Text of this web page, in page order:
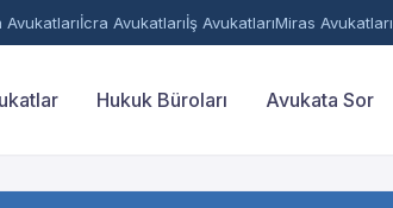
İcra Avukatlarıİş AvukatlarıMiras Avukatları
Hukuk Büroları Avukata Sor